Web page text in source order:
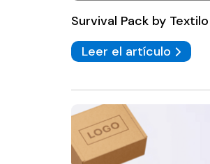
Survival Pack by Textilo
Leer el artículo